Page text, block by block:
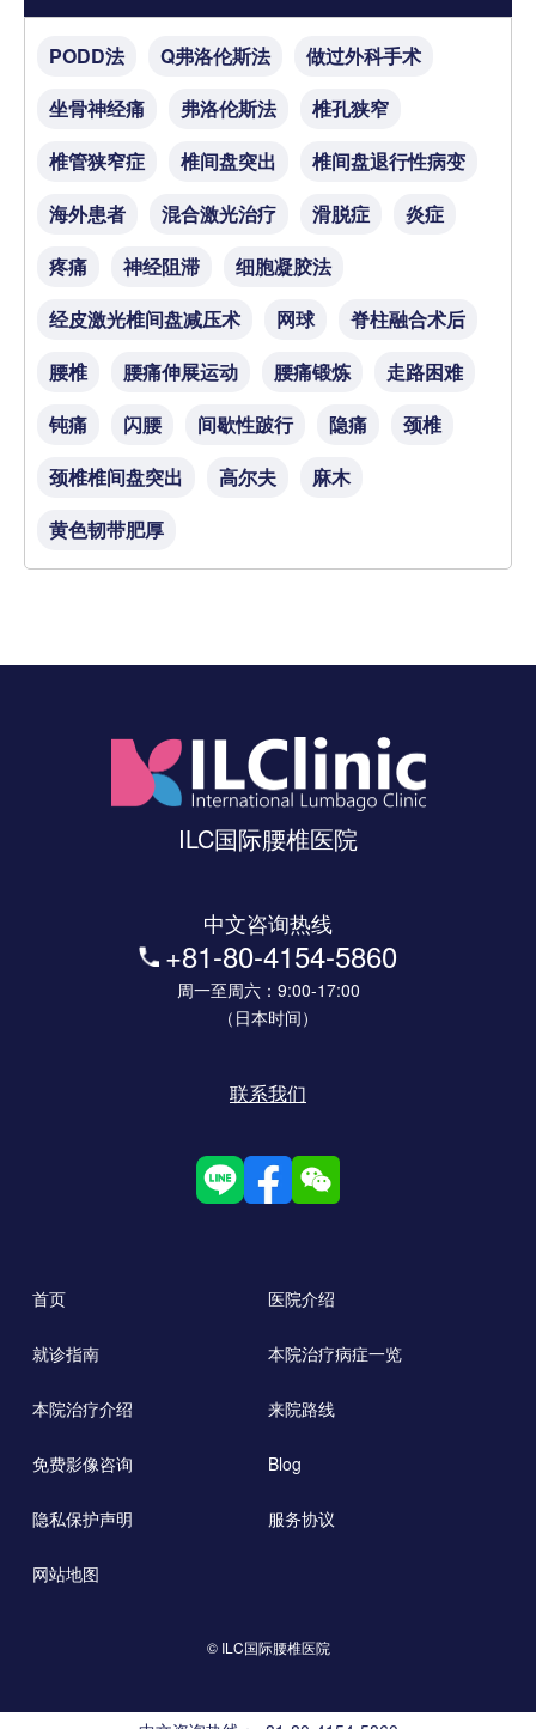
PODD法 Q弗洛伦斯法
做过外科手术
坐骨神经痛
弗洛伦斯法
椎孔狭窄
椎管狭窄症
椎间盘突出
椎间盘退行性病变
海外患者
混合激光治疗 滑脱症
炎症
疼痛
神经阻滞
细胞凝胶法
经皮激光椎间盘减压术
网球
脊柱融合术后
腰椎
腰痛伸展运动 腰痛锻炼
走路困难
钝痛
闪腰 间歇性跛行 隐痛
颈椎
颈椎椎间盘突出
高尔夫
麻木
黄色韧带肥厚
ILC国际腰椎医院
中文咨询热线
+81-80-4154-5860
周一至周六：9:00-17:00
（日本时间）
联系我们
首页 医院介绍
就诊指南 本院治疗病症一览
本院治疗介绍 来院路线
免费影像咨询 Blog
隐私保护声明 服务协议
网站地图
© ILC国际腰椎医院